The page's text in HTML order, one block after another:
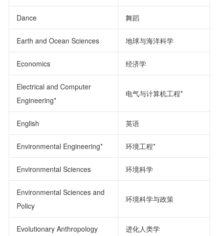
Dance 舞蹈
Earth and Ocean Sciences 地球与海洋科学
Economics 经济学
Electrical and Computer
Engineering*
电气与计算机工程*
English 英语
Environmental Engineering* 环境工程*
Environmental Sciences 环境科学
Environmental Sciences and
Policy
环境科学与政策
Evolutionary Anthropology 进化人类学